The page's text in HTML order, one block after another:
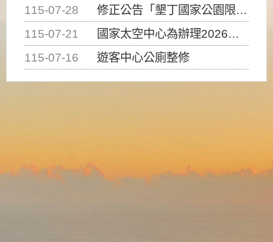
115-07-28
修正公告「墾丁國家公園限制水域遊憩活動之種類、範圍、時間及行為」，自即日生效。
115-07-21
國家太空中心為辦理2026台灣盃火箭競賽，陸、海、空域警戒及協調相關事宜，因颱風備案事宜
115-07-16
遊客中心公廁整修